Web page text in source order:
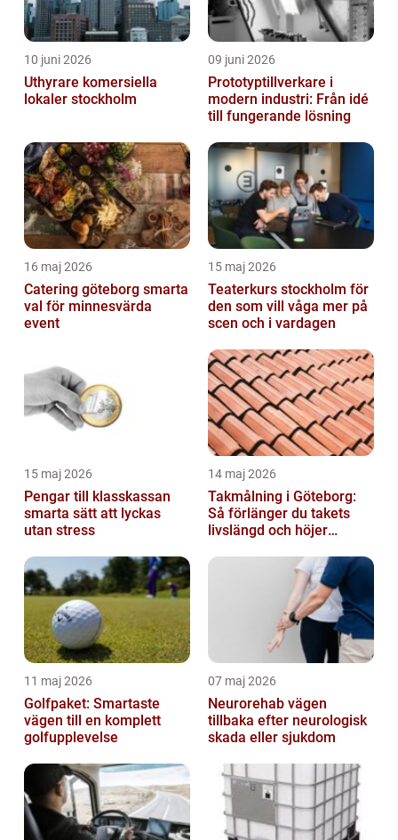
10 juni 2026
Uthyrare komersiella
lokaler stockholm
09 juni 2026
Prototyptillverkare i
modern industri: Från idé
till fungerande lösning
16 maj 2026
Catering göteborg smarta
val för minnesvärda
event
15 maj 2026
Teaterkurs stockholm för
den som vill våga mer på
scen och i vardagen
15 maj 2026
Pengar till klasskassan
smarta sätt att lyckas
utan stress
14 maj 2026
Takmålning i Göteborg:
Så förlänger du takets
livslängd och höjer
11 maj 2026
Golfpaket: Smartaste
vägen till en komplett
golfupplevelse
07 maj 2026
Neurorehab vägen
tillbaka efter neurologisk
skada eller sjukdom